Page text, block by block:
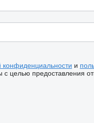
конфиденциальности и
целью предоставления